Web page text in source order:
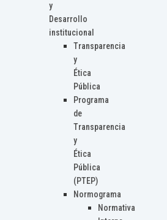
y
Desarrollo
institucional
Transparencia
y
Ética
Pública
Programa
de
Transparencia
y
Ética
Pública
(PTEP)
Normograma
Normativa